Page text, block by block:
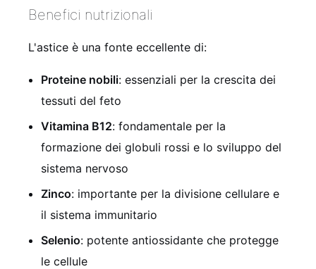
Benefici nutrizionali
L'astice è una fonte eccellente di:
Proteine nobili: essenziali per la crescita dei
tessuti del feto
Vitamina B12: fondamentale per la
formazione dei globuli rossi e lo sviluppo del
sistema nervoso
Zinco: importante per la divisione cellulare e
il sistema immunitario
Selenio: potente antiossidante che protegge
le cellule